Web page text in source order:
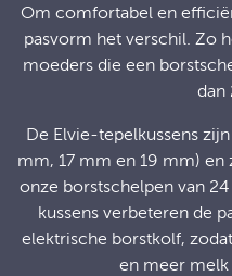
Om comfortabel en
pasvorm het verschil. Zo
moeders die een
dan
De Elvie-tepelkussens
mm, 17 mm en 19 mm)
onze borstschelpen van
kussens verbeteren de
elektrische borstkolf,
en meer